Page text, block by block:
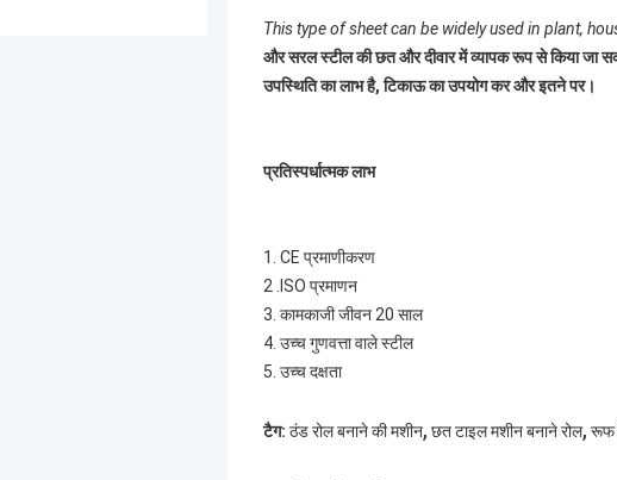
This type of sheet can be widely used in plant,
और सरल स्टील की छत और दीवार में व्यापक रूप से किया जा
उपस्थिति का लाभ है, टिकाऊ का उपयोग कर और इतने पर।
प्रतिस्पर्धात्मक लाभ
1. CE प्रमाणीकरण
2 .ISO प्रमाणन
3. कामकाजी जीवन 20 साल
4. उच्च गुणवत्ता वाले स्टील
5. उच्च दक्षता
टैग: ठंड रोल बनाने की मशीन, छत टाइल मशीन बनाने रोल, रूफ